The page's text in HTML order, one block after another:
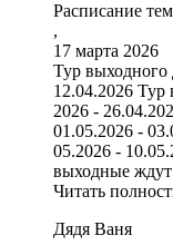
Расписание
,
17 марта 2026
Тур
12.04.2026
2026 -
01.05.2026 -
05.2026 -
выходные ждут
Читать
Дядя Ваня